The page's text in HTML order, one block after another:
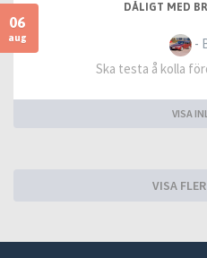
06
aug
DÅLIGT MED
-
Ska testa å kolla
VISA
VISA